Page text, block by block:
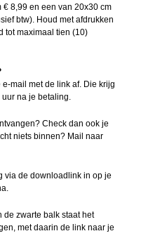
€ 8,99 en een van 20x30 cm
btw). Houd met afdrukken
tot maximaal tien (10)
e-mail met de link af. Die krijg
na je betaling.
Check dan ook je
niets binnen? Mail naar
via de downloadlink in op je
de zwarte balk staat het
met daarin de link naar je